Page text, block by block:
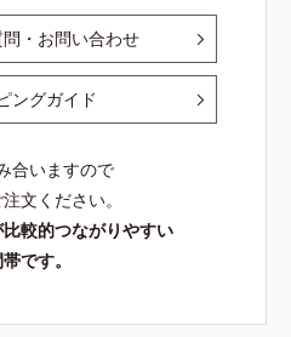
・お問い合わせ
ングガイド
合いますので
文ください。
較的つながりやすい
です。